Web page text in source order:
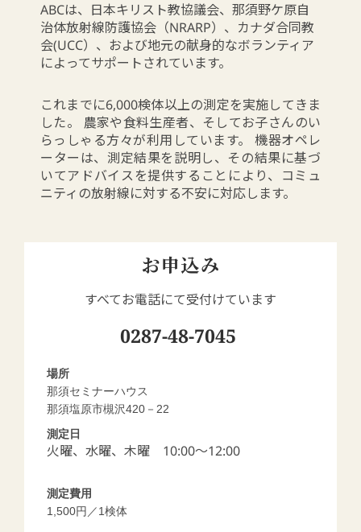
ABCは、日本キリスト教協議会、那須野ケ原自
治体放射線防護協会（NRARP）、カナダ合同教
会(UCC）、および地元の献身的なボランティア
によってサポートされています。
これまでに6,000検体以上の測定を実施してきま
した。 農家や食料生産者、そしてお子さんのい
らっしゃる方々が利用しています。 機器オペレ
ーターは、測定結果を説明し、その結果に基づ
いてアドバイスを提供することにより、コミュ
ニティの放射線に対する不安に対応します。
お申込み
すべてお電話にて受付けています
0287-48-7045
場所
那須セミナーハウス
那須塩原市槻沢420－22
測定日
火曜、水曜、木曜 10:00～12:00
測定費用
1,500円／1検体